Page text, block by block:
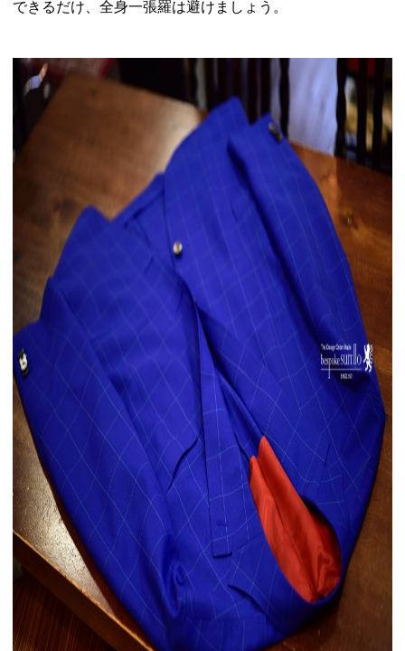
できるだけ、全身一張羅は避けましょう。